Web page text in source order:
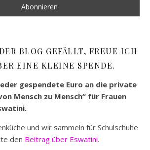
BLOG GEFÄLLT, FREUE ICH
EINE KLEINE SPENDE.
gespendete Euro an die private
Mensch zu Mensch“ für Frauen
und wir sammeln für Schulschuhe
den Beitrag über Eswatini.